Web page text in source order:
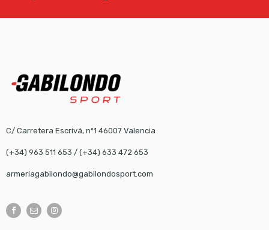
C/ Carretera Escrivá, nº1 46007 Valencia
(+34) 963 511 653 / (+34) 633 472 653
armeriagabilondo@gabilondosport.com